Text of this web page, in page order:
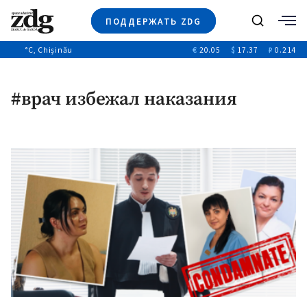
ПОДДЕРЖАТЬ ZDG
Новости
Расследования
Видео
Выборы 2025
Поиск
°C, Chișinău € 20.05 $ 17.37 ₽ 0.214
#врач избежал наказания